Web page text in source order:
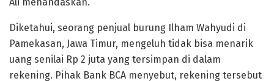
Diketahui, seorang penjual burung Ilham Wahyudi di
Pamekasan, Jawa Timur, mengeluh tidak bisa menarik
uang senilai Rp 2 juta yang tersimpan di dalam
rekening. Pihak Bank BCA menyebut, rekening tersebut